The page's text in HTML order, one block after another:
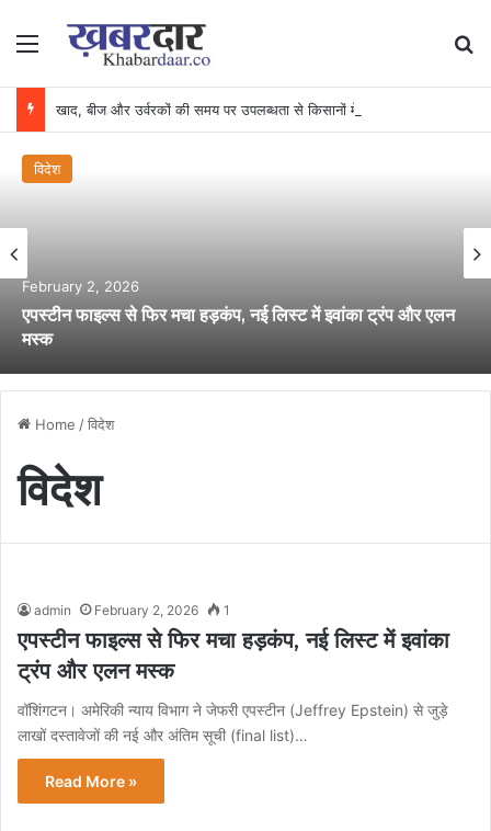
Menu
विदेश
February 2, 2026
एपस्टीन फाइल्स से फिर मचा हड़कंप, नई लिस्ट में इवांका ट्रंप और एलन
मस्क
Home /विदेश
विदेश
admin February 2, 2026 1
एपस्टीन फाइल्स से फिर मचा हड़कंप, नई लिस्ट में इवांका
ट्रंप और एलन मस्क
वॉशिंगटन। अमेरिकी न्याय विभाग ने जेफरी एपस्टीन (Jeffrey Epstein) से जुड़े
लाखों दस्तावेजों की नई और अंतिम सूची (final list)…
Read More »